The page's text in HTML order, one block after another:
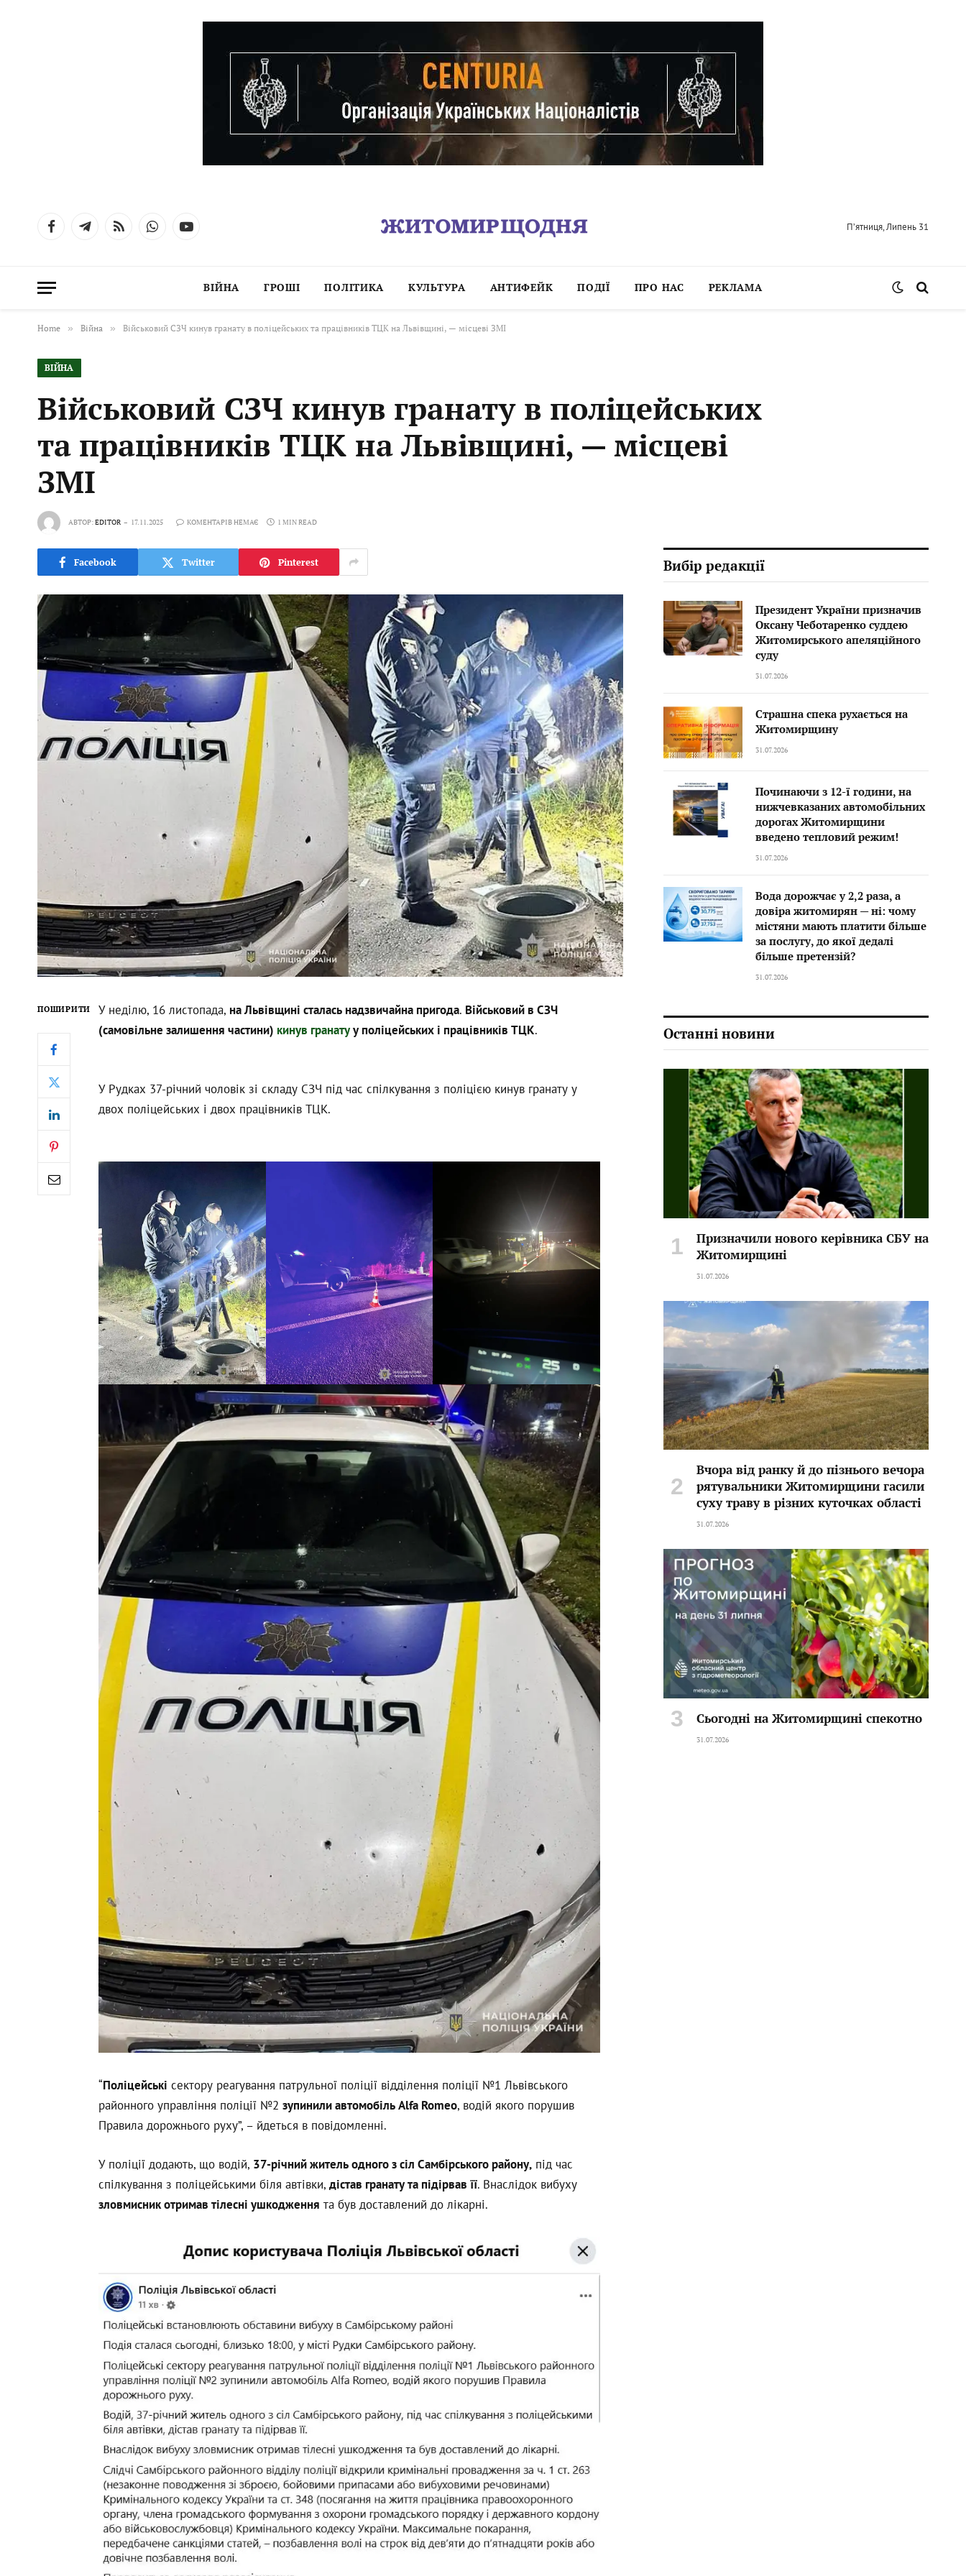
FacebookTelegramRSS WhatsAppYouTube П’ятниця, Липень 31
ВІЙНА ГРОШІ ПОЛІТИКА КУЛЬТУРА АНТИФЕЙК ПОДІЇ ПРО НАС РЕКЛАМА
Home » Війна » Військовий СЗЧ кинув гранату в поліцейських та працівників ТЦК на Львівщині, — місцеві ЗМІ
ВІЙНА
Військовий СЗЧ кинув гранату в поліцейських
та працівників ТЦК на Львівщині, — місцеві
ЗМІ
АВТОР:EDITOR 17.11.2025 КОМЕНТАРІВ НЕМАЄ 1 MIN READ
Facebook Twitter Pinterest
ПОШИРИТИ У неділю, 16 листопада, на Львівщині сталась надзвичайна пригода. Військовий в СЗЧ
(самовільне залишення частини) кинув гранатуу поліцейських і працівників ТЦК.
У Рудках 37-річний чоловік зі складу СЗЧ під час спілкування з поліцією кинув гранату у
двох поліцейських і двох працівників ТЦК.
“Поліцейські сектору реагування патрульної поліції відділення поліції №1 Львівського
районного управління поліції №2 зупинили автомобіль Alfa Romeo, водій якого порушив
Правила дорожнього руху”, – йдеться в повідомленні.
У поліції додають, що водій, 37-річний житель одного з сіл Самбірського району,під час
спілкування з поліцейськими біля автівки, дістав гранату та підірвав її. Внаслідок вибуху
зловмисник отримав тілесні ушкодження та був доставлений до лікарні.
Вибір редакції
Президент України призначив
Оксану Чеботаренко суддею
Житомирського апеляційного
суду
31.07.2026
Страшна спека рухається на
Житомирщину
31.07.2026
Починаючи з 12-ї години, на
нижчевказаних автомобільних
дорогах Житомирщини
введено тепловий режим!
31.07.2026
Вода дорожчає у 2,2 раза, а
довіра житомирян — ні: чому
містяни мають платити більше
за послугу, до якої дедалі
більше претензій?
31.07.2026
Останні новини
Призначили нового керівника СБУ на
Житомирщині
31.07.2026
Вчора від ранку й до пізнього вечора
рятувальники Житомирщини гасили
суху траву в різних куточках області
31.07.2026
Сьогодні на Житомирщині спекотно
31.07.2026